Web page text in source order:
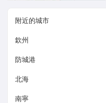
附近的城市
欽州
防城港
北海
南寧